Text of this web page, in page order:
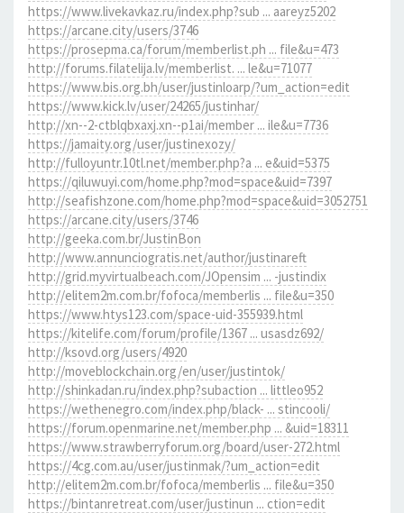
https://www.livekavkaz.ru/index.php?sub ... aareyz5202
https://arcane.city/users/3746
https://prosepma.ca/forum/memberlist.ph ... file&u=473
http://forums.filatelija.lv/memberlist. ... le&u=71077
https://www.bis.org.bh/user/justinloarp/?um_action=edit
https://www.kick.lv/user/24265/justinhar/
http://xn--2-ctblqbxaxj.xn--p1ai/member ... ile&u=7736
https://jamaity.org/user/justinexozy/
http://fulloyuntr.10tl.net/member.php?a ... e&uid=5375
https://qiluwuyi.com/home.php?mod=space&uid=7397
http://seafishzone.com/home.php?mod=space&uid=3052751
https://arcane.city/users/3746
http://geeka.com.br/JustinBon
http://www.annunciogratis.net/author/justinareft
http://grid.myvirtualbeach.com/JOpensim ... -justindix
http://elitem2m.com.br/fofoca/memberlis ... file&u=350
https://www.htys123.com/space-uid-355939.html
https://kitelife.com/forum/profile/1367 ... usasdz692/
http://ksovd.org/users/4920
http://moveblockchain.org/en/user/justintok/
http://shinkadan.ru/index.php?subaction ... littleo952
https://wethenegro.com/index.php/black- ... stincooli/
https://forum.openmarine.net/member.php ... &uid=18311
https://www.strawberryforum.org/board/user-272.html
https://4cg.com.au/user/justinmak/?um_action=edit
http://elitem2m.com.br/fofoca/memberlis ... file&u=350
https://bintanretreat.com/user/justinun ... ction=edit